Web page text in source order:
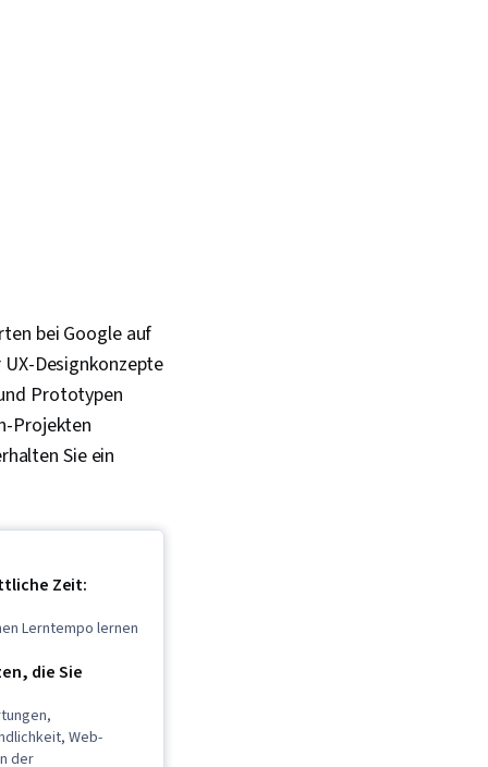
bei Google auf
Designkonzepte
Prototypen
Projekten
Sie ein
Zeit:
Lerntempo lernen
die Sie
Web-
der